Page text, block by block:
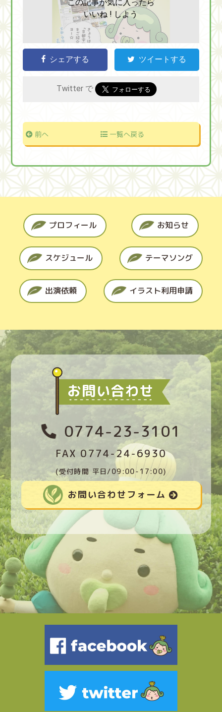
この記事が気に入ったら
いいね ! しよう
シェアする ツイートする
Twitter で
前へ 一覧へ戻る
プロフィール お知らせ
スケジュール テーマソング
出演依頼 イラスト利用申請
0774-23-3101
FAX 0774-24-6930
(受付時間 平日/09:00-17:00)
お問い合わせフォーム